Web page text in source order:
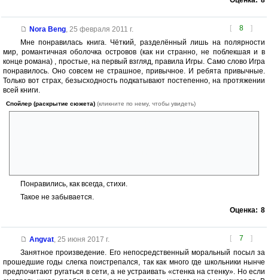
[ 8 ]
Nora Beng, 25 февраля 2011 г.
Мне понравилась книга. Чёткий, разделённый лишь на полярности
мир, романтичная оболочка островов (как ни странно, не поблекшая и в
конце романа) , простые, на первый взгляд, правила Игры. Само слово Игра
понравилось. Оно совсем не страшное, привычное. И ребята привычные.
Только вот страх, безысходность подкатывают постепенно, на протяжении
всей книги.
Спойлер (раскрытие сюжета) (кликните по нему, чтобы увидеть)
Понравились, как всегда, стихи.
Такое не забывается.
Оценка: 8
[ 7 ]
Angvat, 25 июня 2017 г.
Занятное произведение. Его непосредственный моральный посыл за
прошедшие годы слегка поистрепался, так как много где школьники нынче
предпочитают ругаться в сети, а не устраивать «стенка на стенку». Но если